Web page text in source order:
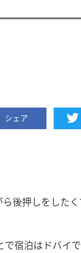
シェア
後押しをしたく
宿泊はドバイで